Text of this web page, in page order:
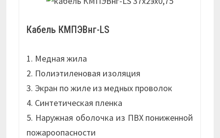
Кабель КМПЭВнг-LS
1. Медная жила
2. Полиэтиленовая изоляция
3. Экран по жиле из медных проволок
4. Синтетическая пленка
5. Наружная оболочка из ПВХ пониженной
пожароопасности